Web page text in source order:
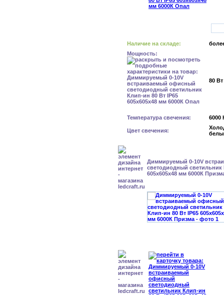
Наличие на складе:
Мощность:
80 Вт
Температура свечения: 6000
Цвет свечения:
Диммируемый 0-10V
светодиодный светильник
605x605x48 мм 6000К